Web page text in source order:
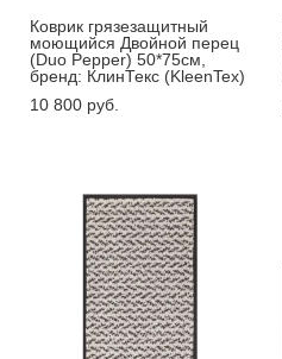
Коврик грязезащитный
моющийся Двойной перец
(Duo Pepper) 50*75см,
бренд: КлинТекс (KleenTex)
10 800 pуб.